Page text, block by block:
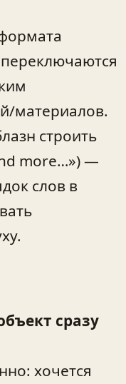
материалов.
строить
more…») —
слов в
сразу
хочется